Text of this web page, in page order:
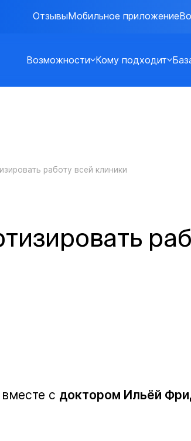
ОтзывыМобильное приложение
Возможности Кому подходит
работу всей клиники
вместе с доктором Ильёй